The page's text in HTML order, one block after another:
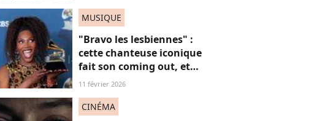
MUSIQUE
"Bravo les lesbiennes" :
cette chanteuse iconique
fait son coming out, et
non, on ne "s'en fout" pas
11 février 2026
CINÉMA